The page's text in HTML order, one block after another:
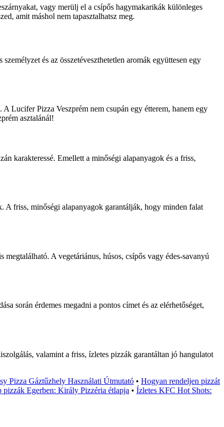
vagy merülj el a csípős hagymakarikák különleges
amit máshol nem tapasztalhatsz meg.
és az összetéveszthetetlen aromák együttesen egy
Lucifer Pizza Veszprém nem csupán egy étterem, hanem egy
asztalánál!
karakteressé. Emellett a minőségi alapanyagok és a friss,
A friss, minőségi alapanyagok garantálják, hogy minden falat
A vegetáriánus, húsos, csípős vagy édes-savanyú
során érdemes megadni a pontos címet és az elérhetőséget,
valamint a friss, ízletes pizzák garantáltan jó hangulatot
Pizza Gáztűzhely Használati Útmutató • Hogyan rendeljen pizzát
pizzák Egerben: Király Pizzéria étlapja • Ízletes KFC Hot Shots: